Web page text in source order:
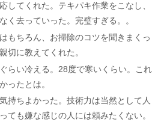
してくれた。テキパキ作業をこなし、
く去っていった。完璧すぎる。。
もちろん、お掃除のコツを聞きまくっ
切に教えてくれた。
らい冷える。28度で寒いくらい。これ
ったとは。
持ちよかった。技術力は当然として人
ても嫌な感じの人には頼みたくない。